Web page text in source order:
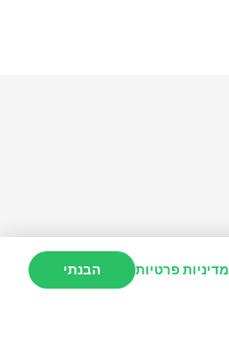
מדיניות פרטיות הבנתי